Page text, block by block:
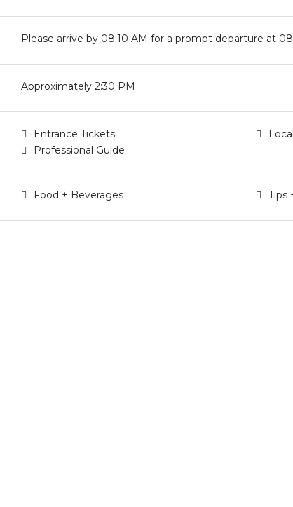
Please arrive by 08:10 AM for a prompt departure at
Approximately 2:30 PM
Entrance Tickets
Professional Guide
Food + Beverages Tips